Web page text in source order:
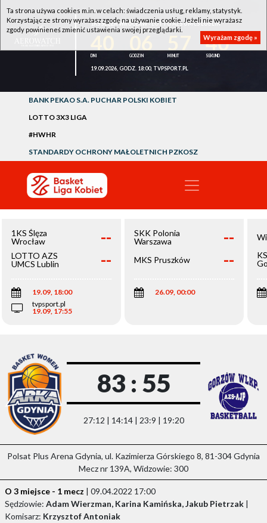
1KS ŚLĘZA WROCŁAW - LOTTO AZS UMCS LUBLIN
39
19.09.2026, GODZ. 18:00, TVPSPORT.PL
BANK PEKAO S.A. PUCHAR POLSKI KOBIET
LOTTO 3X3 LIGA
#HWHR
STANDARDY OCHRONY MAŁOLETNICH PZKOSZ
1KS Ślęza
Wrocław
--
LOTTO AZS
UMCS Lublin
--
19.09, 18:00
tvpsport.pl
19.09, 17:55
SKK Polonia
Warszawa
--
MKS Pruszków --
26.09, 00:00
83 : 55
27:12 | 14:14 | 23:9 | 19:20
Polsat Plus Arena Gdynia, ul. Kazimierza Górskiego 8, 81-304 Gdynia
Mecz nr 139A, Widzowie: 300
O 3 miejsce - 1 mecz | 09.04.2022 17:00
Sędziowie: Adam Wierzman, Karina Kamińska, Jakub Pietrzak |
Komisarz: Krzysztof Antoniak
Ta strona używa cookies m.in. w celach: świadczenia usług, reklamy, statystyk.
Korzystając ze strony wyrażasz zgodę na używanie cookie. Jeżeli nie wyrażasz
zgody powinieneś zmienić ustawienia swojej przeglądarki.
Wyrażam zgodę »